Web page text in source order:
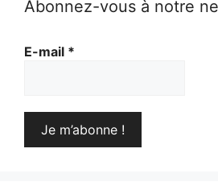
Abonnez-vous à notre
E-mail *